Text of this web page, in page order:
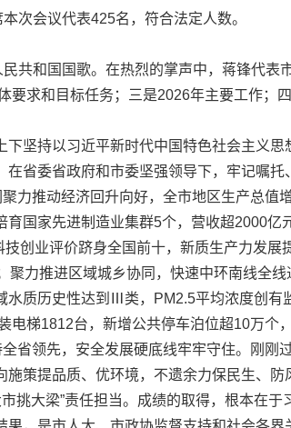
会议代表425名，符合法定人数。
和国国歌。在热烈的掌声中，蒋锋代表
要求和目标任务；三是2026年主要工作；
持以习近平新时代中国特色社会主义思
省委省政府和市委坚强领导下，牢记嘱托
力推动经济回升向好，全市地区生产总
国家先进制造业集群5个，营收超2000亿
创业评价跻身全国前十，新质生产力发
力推进区域城乡协同，快速中环南线全
质历史性达到Ⅲ类，PM2.5平均浓度创有
梯1812台，新增公共停车泊位超10万个
省领先，安全发展硬底线牢牢守住。刚刚
策提品质、优环境，不遗余力保民生、
挑大梁”责任担当。成绩的取得，根本在